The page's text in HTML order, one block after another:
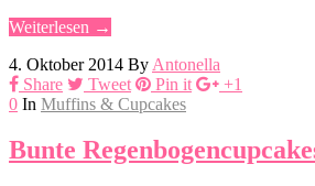
Weiterlesen →
4. Oktober 2014 By Antonella
Share
Tweet Pin it
+1
0 In Muffins & Cupcakes
Bunte